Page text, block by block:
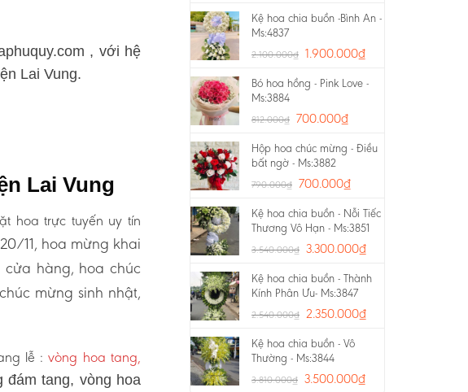
, với hệ
Lai Vung.
Lai Vung
hoa trực tuyến uy tín
11, hoa mừng khai
hàng, hoa chúc
mừng sinh nhật,
lễ :vòng hoa tang,
đám tang, vòng hoa
Kệ hoa chia buồn -Bình An -
Ms:4837
2.100.000₫ 1.900.000₫
Bó hoa hồng - Pink Love -
Ms:3884
812.000₫ 700.000₫
Hộp hoa chúc mừng - Điều
bất ngờ - Ms:3882
790.000₫ 700.000₫
Kệ hoa chia buồn - Nỗi Tiếc
Thương Vô Hạn - Ms:3851
3.540.000₫ 3.300.000₫
Kệ hoa chia buồn - Thành
Kính Phân Ưu- Ms:3847
2.540.000₫ 2.350.000₫
Kệ hoa chia buồn - Vô
Thường - Ms:3844
3.810.000₫ 3.500.000₫